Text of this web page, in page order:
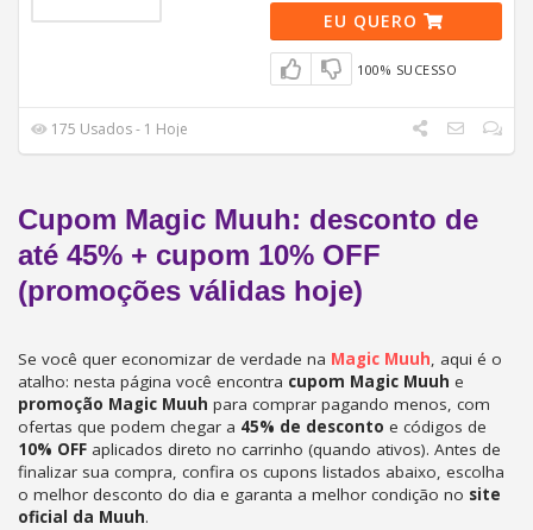
EU QUERO
100% SUCESSO
175 Usados - 1 Hoje
Cupom Magic Muuh: desconto de
até 45% + cupom 10% OFF
(promoções válidas hoje)
Se você quer economizar de verdade na Magic Muuh, aqui é o
atalho: nesta página você encontra cupom Magic Muuh e
promoção Magic Muuh para comprar pagando menos, com
ofertas que podem chegar a 45% de desconto e códigos de
10% OFF aplicados direto no carrinho (quando ativos). Antes de
finalizar sua compra, confira os cupons listados abaixo, escolha
o melhor desconto do dia e garanta a melhor condição no site
oficial da Muuh.